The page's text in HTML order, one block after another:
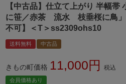
【中古品】仕立て上がり 半幅
に笹／赤茶 流水 枝垂桜に鳥」
不可】＜T＞ss2309ohs10
送料無料 中古品
きもの町価格 11,000 税込
会員価格あり